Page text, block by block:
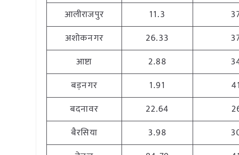
आलीराजपुर
11.3
अशोकनगर
26.33
आष्टा
2.88
बड़नगर
1.91
बदनावर
22.64
बैरसिया
3.98